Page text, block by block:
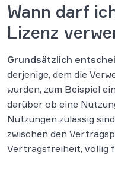
Wann darf
Lizenz
Grundsätzlich
derjenige, dem die
wurden, zum Beispiel
darüber ob eine
Nutzungen zulässig
zwischen den
Vertragsfreiheit, völlig